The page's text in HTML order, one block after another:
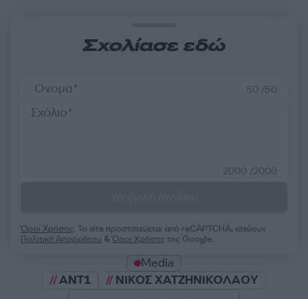
Σχολίασε εδώ
50 /50
2000 /2000
Όροι Χρήσης. Το site προστατεύεται από reCAPTCHA, ισχύουν
Πολιτική Απορρήτου &Όροι Χρήσης της Google.
Media
ΑΝΤ1
ΝΙΚΟΣ ΧΑΤΖΗΝΙΚΟΛΑΟΥ